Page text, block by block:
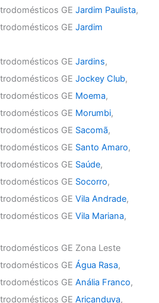
GEJardim Paulista,
GEJardim
GEJardins,
GEJockey Club,
GE Moema,
GE Morumbi,
GE Sacomã,
GE Santo Amaro,
GE Saúde,
GE Socorro,
GEVila Andrade,
GEVila Mariana,
GE Zona Leste
GEÁgua Rasa,
GEAnália Franco,
GEAricanduva,